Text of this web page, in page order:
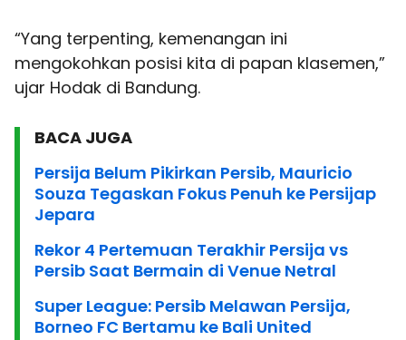
“Yang terpenting, kemenangan ini
mengokohkan posisi kita di papan klasemen,”
ujar Hodak di Bandung.
BACA JUGA
Persija Belum Pikirkan Persib, Mauricio
Souza Tegaskan Fokus Penuh ke Persijap
Jepara
Rekor 4 Pertemuan Terakhir Persija vs
Persib Saat Bermain di Venue Netral
Super League: Persib Melawan Persija,
Borneo FC Bertamu ke Bali United